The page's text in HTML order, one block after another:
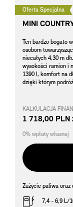
Oferta Specjalna
MINI
Ten bardzo bogato
osobom
niecałych 4,30 m
wysokości ramion i
1390 l, komfort na
dzięki którym
KALKULACJA
1 718,00 PLN
0% wpłaty własnej
Zużycie paliwa oraz
7,4 - 6,9 L/